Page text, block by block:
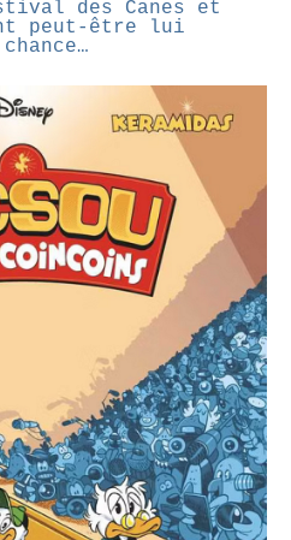
des Canes et
peut-être lui